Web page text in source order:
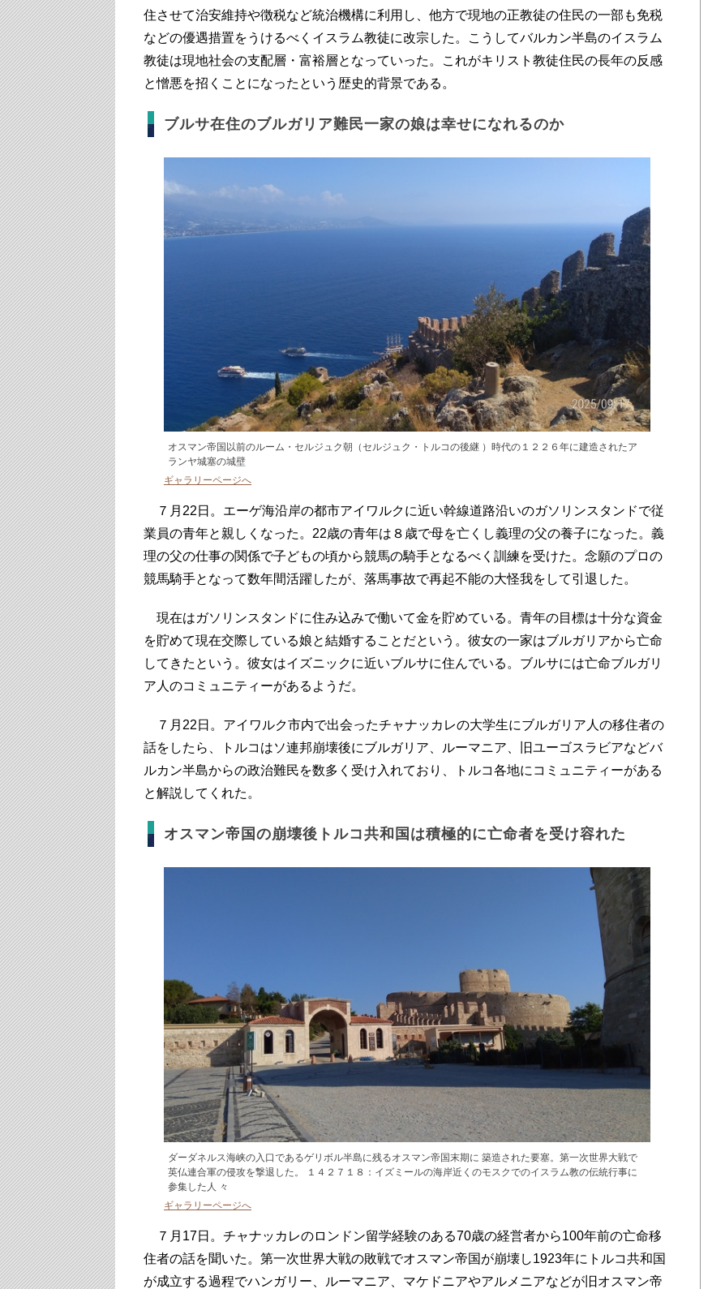
住させて治安維持や徴税など統治機構に利用し、他方で現地の正教徒の住民の一部も免税
などの優遇措置をうけるべくイスラム教徒に改宗した。こうしてバルカン半島のイスラム
教徒は現地社会の支配層・富裕層となっていった。これがキリスト教徒住民の長年の反感
と憎悪を招くことになったという歴史的背景である。
ブルサ在住のブルガリア難民一家の娘は幸せになれるのか
オスマン帝国以前のルーム・セルジュク朝（セルジュク・トルコの後継 ）時代の１２２６年に建造されたア
ランヤ城塞の城壁
ギャラリーページへ
７月22日。エーゲ海沿岸の都市アイワルクに近い幹線道路沿いのガソリンスタンドで従
業員の青年と親しくなった。22歳の青年は８歳で母を亡くし義理の父の養子になった。義
理の父の仕事の関係で子どもの頃から競馬の騎手となるべく訓練を受けた。念願のプロの
競馬騎手となって数年間活躍したが、落馬事故で再起不能の大怪我をして引退した。
現在はガソリンスタンドに住み込みで働いて金を貯めている。青年の目標は十分な資金
を貯めて現在交際している娘と結婚することだという。彼女の一家はブルガリアから亡命
してきたという。彼女はイズニックに近いブルサに住んでいる。ブルサには亡命ブルガリ
ア人のコミュニティーがあるようだ。
７月22日。アイワルク市内で出会ったチャナッカレの大学生にブルガリア人の移住者の
話をしたら、トルコはソ連邦崩壊後にブルガリア、ルーマニア、旧ユーゴスラビアなどバ
ルカン半島からの政治難民を数多く受け入れており、トルコ各地にコミュニティーがある
と解説してくれた。
オスマン帝国の崩壊後トルコ共和国は積極的に亡命者を受け容れた
ダーダネルス海峡の入口であるゲリボル半島に残るオスマン帝国末期に 築造された要塞。第一次世界大戦で
英仏連合軍の侵攻を撃退した。 １４２７１８：イズミールの海岸近くのモスクでのイスラム教の伝統行事に
参集した人 々
ギャラリーページへ
７月17日。チャナッカレのロンドン留学経験のある70歳の経営者から100年前の亡命移
住者の話を聞いた。第一次世界大戦の敗戦でオスマン帝国が崩壊し1923年にトルコ共和国
が成立する過程でハンガリー、ルーマニア、マケドニアやアルメニアなどが旧オスマン帝